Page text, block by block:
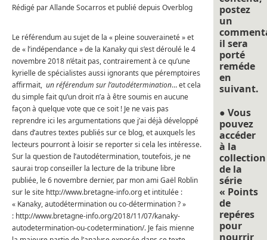
Rédigé par Allande Socarros et publié depuis Overblog
Le référendum au sujet de la « pleine souveraineté » et
de « l’indépendance » de la Kanaky qui s’est déroulé le 4
novembre 2018 n’était pas, contrairement à ce qu’une
kyrielle de spécialistes aussi ignorants que péremptoires
affirmait, un référendum sur l’autodétermination… et cela
du simple fait qu’un droit n’a à être soumis en aucune
façon à quelque vote que ce soit ! Je ne vais pas
reprendre ici les argumentations que j’ai déjà développé
dans d’autres textes publiés sur ce blog, et auxquels les
lecteurs pourront à loisir se reporter si cela les intéresse.
Sur la question de l’autodétermination, toutefois, je ne
saurai trop conseiller la lecture de la tribune libre
publiée, le 6 novembre dernier, par mon ami Gaël Roblin
sur le site http://www.bretagne-info.org et intitulée :
« Kanaky, autodétermination ou co-détermination ? »
: http://www.bretagne-info.org/2018/11/07/kanaky-
autodetermination-ou-codetermination/. Je fais mienne
postez
un
il sera
porté
reméde
en
suivant.
● Vous
pouvez
accéder
à la
collection
de la
série
« Points
de
repéres
pour
nourrir